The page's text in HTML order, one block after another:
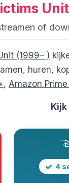
Unit
of
(1999– )
huren,
, Amazon
Kijk
4